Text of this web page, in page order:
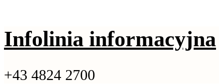
Infolinia informacyjna
+43 4824 2700